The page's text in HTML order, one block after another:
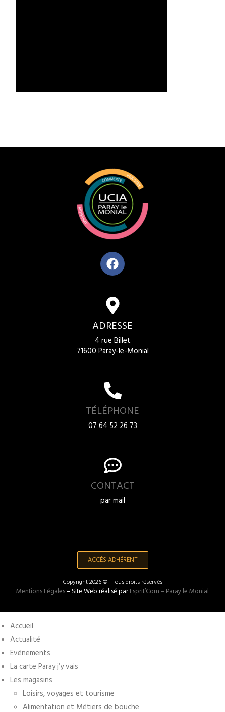
ADRESSE
4 rue Billet
71600 Paray-le-Monial
TÉLÉPHONE
07 64 52 26 73
CONTACT
par mail
ACCÈS ADHÉRENT
Copyright 2026 © - Tous droits réservés
Mentions Légales– Site Web réalisé parEsprit’Com – Paray le Monial
Accueil
Actualité
Evénements
La carte Paray j’y vais
Les magasins
Loisirs, voyages et tourisme
Alimentation et Métiers de bouche